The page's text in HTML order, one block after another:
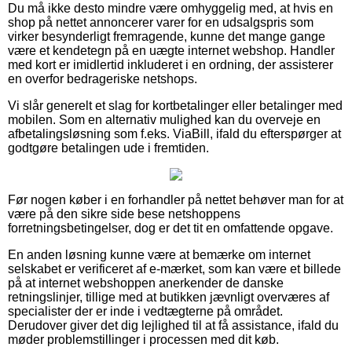
Du må ikke desto mindre være omhyggelig med, at hvis en
shop på nettet annoncerer varer for en udsalgspris som
virker besynderligt fremragende, kunne det mange gange
være et kendetegn på en uægte internet webshop. Handler
med kort er imidlertid inkluderet i en ordning, der assisterer
en overfor bedrageriske netshops.
Vi slår generelt et slag for kortbetalinger eller betalinger med
mobilen. Som en alternativ mulighed kan du overveje en
afbetalingsløsning som f.eks. ViaBill, ifald du efterspørger at
godtgøre betalingen ude i fremtiden.
Før nogen køber i en forhandler på nettet behøver man for at
være på den sikre side bese netshoppens
forretningsbetingelser, dog er det tit en omfattende opgave.
En anden løsning kunne være at bemærke om internet
selskabet er verificeret af e-mærket, som kan være et billede
på at internet webshoppen anerkender de danske
retningslinjer, tillige med at butikken jævnligt overværes af
specialister der er inde i vedtægterne på området.
Derudover giver det dig lejlighed til at få assistance, ifald du
møder problemstillinger i processen med dit køb.